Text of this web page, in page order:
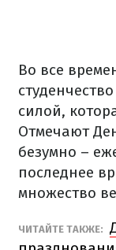
Во все
силой,
Отмечают
безумно –
последнее
множество
ЧИТАЙТЕ ТАКЖЕ: